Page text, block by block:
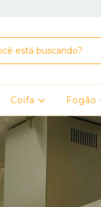
Coifa Fogão